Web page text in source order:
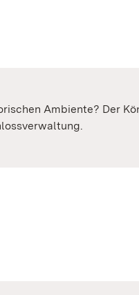
Ambiente? Der